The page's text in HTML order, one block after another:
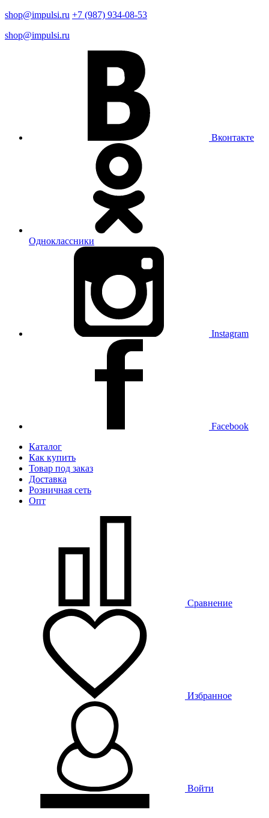
shop@impulsi.ru +7 (987) 934-08-53
shop@impulsi.ru
Вконтакте
Одноклассники
Instagram
Facebook
Каталог
Как купить
Товар под заказ
Доставка
Розничная сеть
Опт
Сравнение
Избранное
Войти